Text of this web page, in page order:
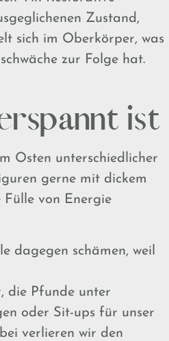
Zustand,
sich im Oberkörper, was
zur Folge hat.
ist
Osten unterschiedlicher
gerne mit dickem
von Energie
dagegen schämen, weil
die Pfunde unter
oder Sit-ups für unser
verlieren wir den